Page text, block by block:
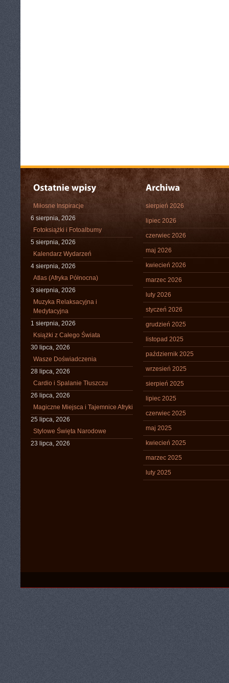
Miłosne Inspiracje
6 sierpnia, 2026
Fotoksiążki i Fotoalbumy
5 sierpnia, 2026
Kalendarz Wydarzeń
4 sierpnia, 2026
Atlas (Afryka Północna)
3 sierpnia, 2026
Muzyka Relaksacyjna i
Medytacyjna
1 sierpnia, 2026
Książki z Całego Świata
30 lipca, 2026
Wasze Doświadczenia
28 lipca, 2026
Cardio i Spalanie Tłuszczu
26 lipca, 2026
Magiczne Miejsca i Tajemnice Afryki
25 lipca, 2026
Stylowe Święta Narodowe
23 lipca, 2026
sierpień 2026
lipiec 2026
czerwiec 2026
maj 2026
kwiecień 2026
marzec 2026
luty 2026
styczeń 2026
grudzień 2025
listopad 2025
październik 2025
wrzesień 2025
sierpień 2025
lipiec 2025
czerwiec 2025
maj 2025
kwiecień 2025
marzec 2025
luty 2025